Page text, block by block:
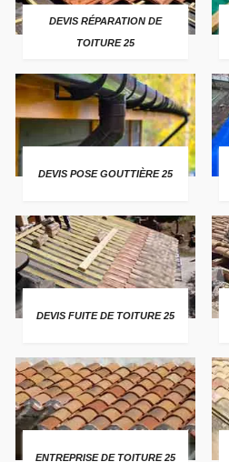
DEVIS RÉPARATION DE
TOITURE 25
DEVIS POSE GOUTTIÈRE 25
DEVIS FUITE DE TOITURE 25
ENTREPRISE DE TOITURE 25